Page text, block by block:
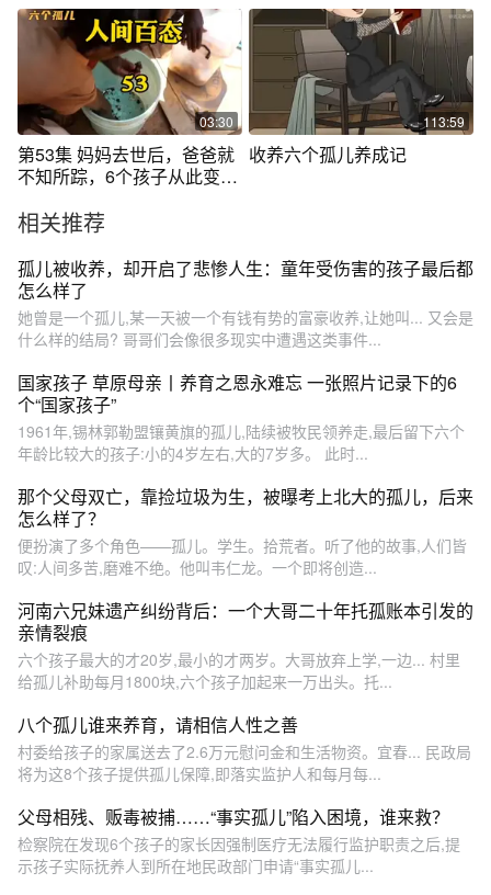
03:30
第53集 妈妈去世后，爸爸就
不知所踪，6个孩子从此变成
113:59
收养六个孤儿养成记
相关推荐
孤儿被收养，却开启了悲惨人生：童年受伤害的孩子最后都
怎么样了
她曾是一个孤儿,某一天被一个有钱有势的富豪收养,让她叫... 又会是
什么样的结局? 哥哥们会像很多现实中遭遇这类事件...
国家孩子 草原母亲丨养育之恩永难忘 一张照片记录下的6
个“国家孩子”
1961年,锡林郭勒盟镶黄旗的孤儿,陆续被牧民领养走,最后留下六个
年龄比较大的孩子:小的4岁左右,大的7岁多。 此时...
那个父母双亡，靠捡垃圾为生，被曝考上北大的孤儿，后来
怎么样了？
便扮演了多个角色——孤儿。学生。拾荒者。听了他的故事,人们皆
叹:人间多苦,磨难不绝。他叫韦仁龙。一个即将创造...
河南六兄妹遗产纠纷背后：一个大哥二十年托孤账本引发的
亲情裂痕
六个孩子最大的才20岁,最小的才两岁。大哥放弃上学,一边... 村里
给孤儿补助每月1800块,六个孩子加起来一万出头。托...
八个孤儿谁来养育，请相信人性之善
村委给孩子的家属送去了2.6万元慰问金和生活物资。宜春... 民政局
将为这8个孩子提供孤儿保障,即落实监护人和每月每...
父母相残、贩毒被捕……“事实孤儿”陷入困境，谁来救？
检察院在发现6个孩子的家长因强制医疗无法履行监护职责之后,提
示孩子实际抚养人到所在地民政部门申请“事实孤儿...